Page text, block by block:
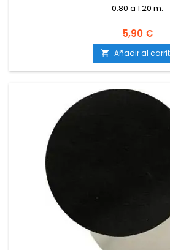
0.80 a 1.20 m.
5,90 €
 Añadir al